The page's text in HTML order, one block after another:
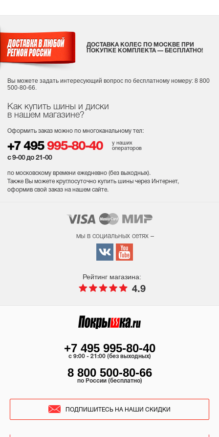
Как купить шины и диски
в нашем магазине?
Оформить заказ можно по многоканальному тел:
+7 495 995-80-40
у наших
операторов
с 9-00 до 21-00
по московскому времени ежедневно (без выходных).
Также Вы можете круглосуточно купить шины через Интернет,
оформив свой заказ на нашем сайте.
ДОСТАВКА КОЛЕС ПО МОСКВЕ ПРИ
ПОКУПКЕ КОМПЛЕКТА — БЕСПЛАТНО!
Вы можете задать интересующий вопрос по бесплатному номеру: 8 800
500-80-66.
мы в социальных сетях –
Рейтинг магазина:
4.9
+7 495 995-80-40
c 9:00 - 21:00 (без выходных)
8 800 500-80-66
по России (бесплатно)
ПОДПИШИТЕСЬ НА НАШИ СКИДКИ